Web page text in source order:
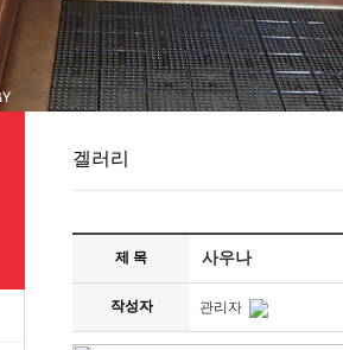
겔러리
제 목 사우나
작성자 관리자